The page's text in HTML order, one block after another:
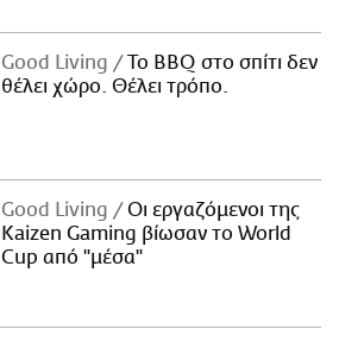
Good Living
Το BBQ στο σπίτι δεν
θέλει χώρο. Θέλει τρόπο.
Good Living
Οι εργαζόμενοι της
Kaizen Gaming βίωσαν το World
Cup από "μέσα"